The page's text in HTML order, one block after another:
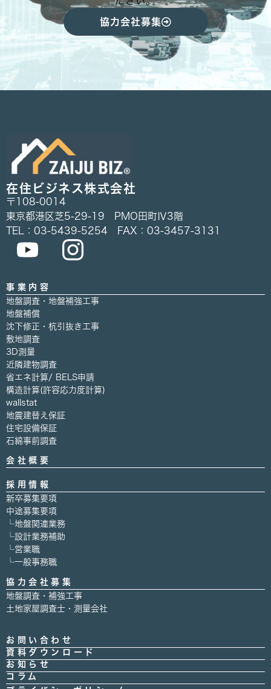
協力会社募集
在住ビジネス株式会社
〒108-0014
東京都港区芝5-29-19 PMO田町Ⅳ3階
TEL：03-5439-5254 FAX：03-3457-3131
事業内容
地盤調査・地盤補強工事
地盤補償
沈下修正・杭引抜き工事
敷地調査
3D測量
近隣建物調査
省エネ計算/ BELS申請
構造計算(許容応力度計算)
wallstat
地震建替え保証
住宅設備保証
石綿事前調査
会社概要
採用情報
新卒募集要項
中途募集要項
└地盤関連業務
└設計業務補助
└営業職
└一般事務職
協力会社募集
地盤調査・補強工事
土地家屋調査士・測量会社
お問い合わせ
資料ダウンロード
お知らせ
コラム